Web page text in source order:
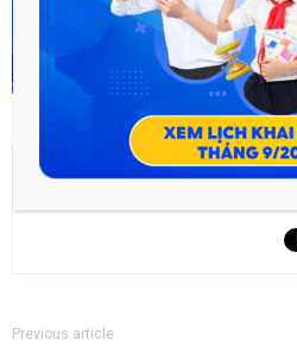
Previous article